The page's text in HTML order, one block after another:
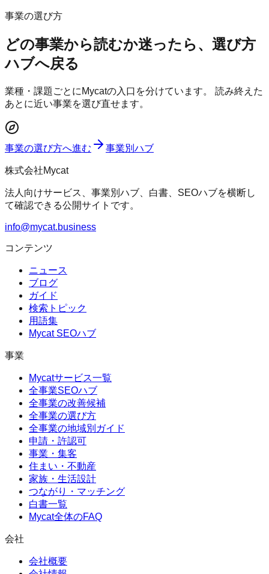
事業の選び方
どの事業から読むか迷ったら、選び方
ハブへ戻る
業種・課題ごとにMycatの入口を分けています。 読み終えた
あとに近い事業を選び直せます。
事業の選び方へ進む 事業別ハブ
株式会社Mycat
法人向けサービス、事業別ハブ、白書、SEOハブを横断し
て確認できる公開サイトです。
info@mycat.business
コンテンツ
ニュース
ブログ
ガイド
検索トピック
用語集
Mycat SEOハブ
事業
Mycatサービス一覧
全事業SEOハブ
全事業の改善候補
全事業の選び方
全事業の地域別ガイド
申請・許認可
事業・集客
住まい・不動産
家族・生活設計
つながり・マッチング
白書一覧
Mycat全体のFAQ
会社
会社概要